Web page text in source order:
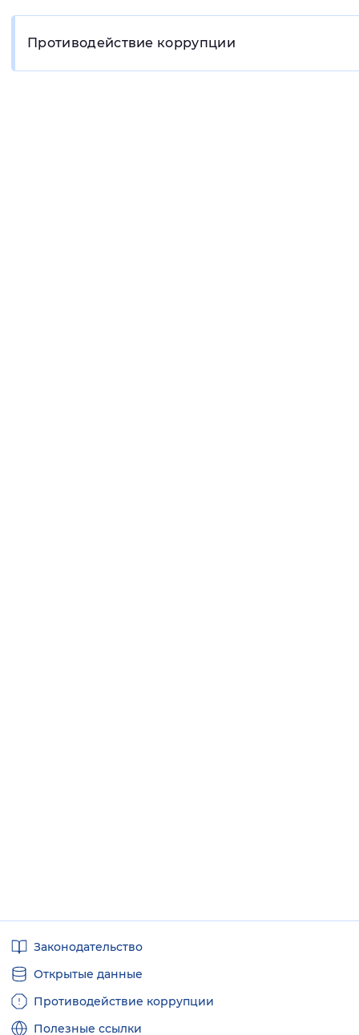
Противодействие коррупции
ссылкиЗаконодательство
Открытые данные
Противодействие коррупции
Полезные ссылки